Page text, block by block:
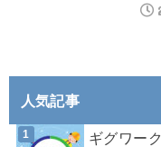
人気記事
ギグワー